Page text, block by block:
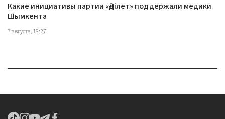
Какие инициативы партии «Әділет» поддержали медики
Шымкента
7 августа, 18:27